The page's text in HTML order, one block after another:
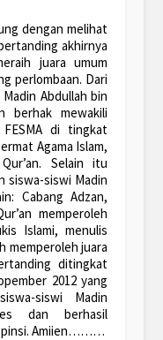
dengan melihat
akhirnya
juara umum
perlombaan. Dari
Abdullah bin
berhak mewakili
di tingkat
Agama Islam,
Selain itu
siswa-siswi Madin
Cabang Adzan,
memperoleh
Islami, menulis
memperoleh juara
ditingkat
2012 yang
siswi Madin
dan berhasil
Amiien………